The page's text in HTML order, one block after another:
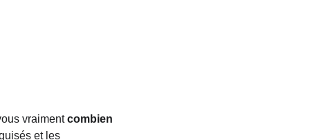
vraiment combien
et les